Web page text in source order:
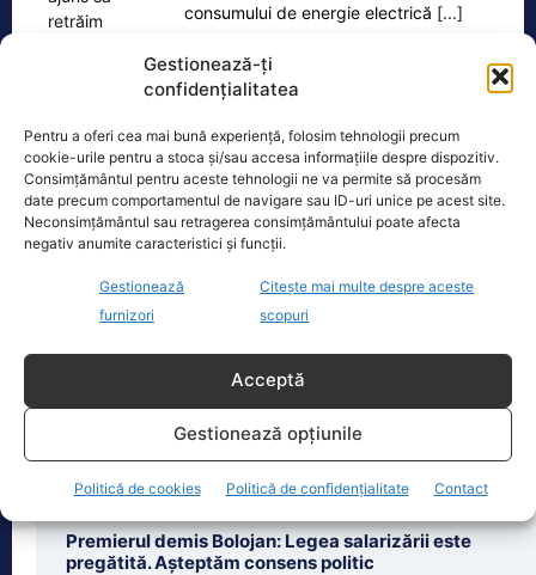
Gestionează-ți
confidențialitatea
Pentru a oferi cea mai bună experiență, folosim tehnologii precum
cookie-urile pentru a stoca și/sau accesa informațiile despre dispozitiv.
Consimțământul pentru aceste tehnologii ne va permite să procesăm
date precum comportamentul de navigare sau ID-uri unice pe acest site.
Neconsimțământul sau retragerea consimțământului poate afecta
negativ anumite caracteristici și funcții.
Gestionează
furnizori
Citește mai multe despre aceste
scopuri
Acceptă
Gestionează opțiunile
Politică de cookies Politică de confidențialitate Contact
consumului de energie electrică [...]
Oficiul de Știri
Copil din Reghin, salvat după ce și-a prins mâna în
mașina…
trecut printr-un moment dramatic,
vineri, după ce și-a prins mâna
Ultimele știri
Premierul demis Bolojan: Legea salarizării este
pregătită. Așteptăm consens politic